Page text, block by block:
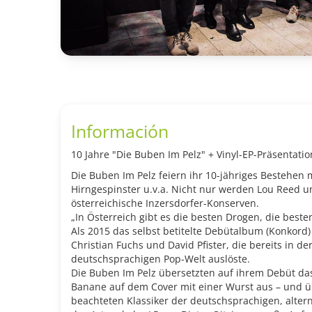
Información
10 Jahre "Die Buben Im Pelz" + Vinyl-EP-
Die Buben Im Pelz feiern ihr 10-jähriges Bestehen
Hirngespinster u.v.a. Nicht nur werden Lou Reed
österreichische Inzersdorfer-Konserven.
„In Österreich gibt es die besten Drogen, die
Als 2015 das selbst betitelte Debütalbum
Christian Fuchs und David Pfister, die bereits in
deutschsprachigen Pop-Welt auslöste.
Die Buben Im Pelz übersetzten auf ihrem Debüt
Banane auf dem Cover mit einer Wurst aus – und
beachteten Klassiker der deutschsprachigen,